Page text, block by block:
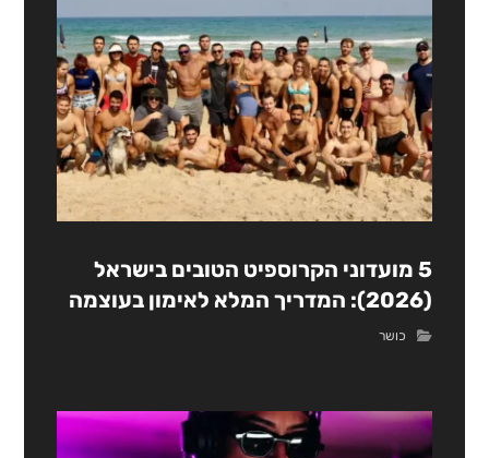
5 מועדוני הקרוספיט הטובים בישראל
(2026): המדריך המלא לאימון בעוצמה
כושר